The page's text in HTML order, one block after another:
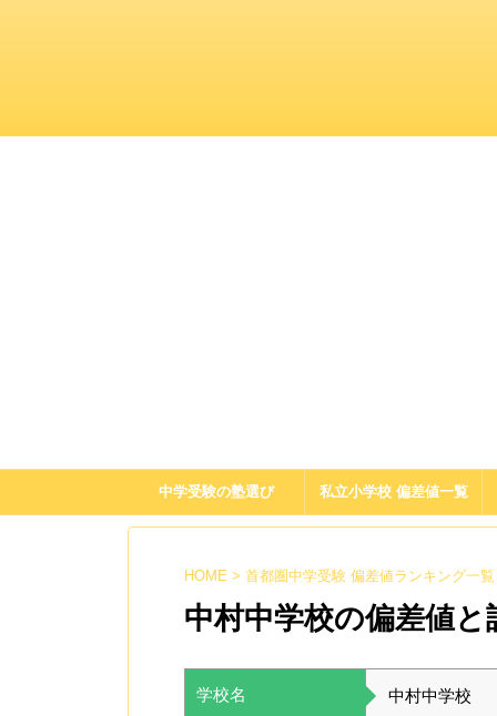
中学受験の塾選び 私立小学校 偏差値一覧
HOME > 首都圏中学受験 偏差値ランキング一覧
中村中学校の偏差値
学校名 中村中学校